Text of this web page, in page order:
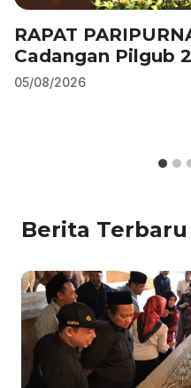
RAPAT
Cadangan Pilgub
05/08/2026
Berita Terbaru